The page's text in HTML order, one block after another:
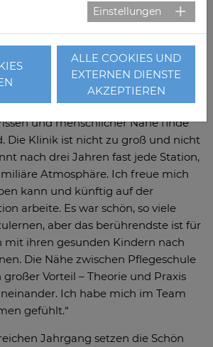
schöne und sinnvolle Aufgabe.“
Lisazeigt sich positiv angetan nach
habe die Pflegeausbildung
mit Menschen arbeite und
– das hat sich in den drei Jahren
Besonders die Verbindung von
und menschlicher Nähe finde
Die Klinik ist nicht zu groß und nicht
nach drei Jahren fast jede Station,
Atmosphäre. Ich freue mich
kann und künftig auf der
arbeite. Es war schön, so viele
aber das berührendste ist für
mit ihren gesunden Kindern nach
Die Nähe zwischen Pflegeschule
Vorteil – Theorie und Praxis
Ich habe mich im Team
gefühlt.“
Jahrgang setzen die Schön
Einstellungen
ALLE COOKIES UND
EXTERNEN DIENSTE
AKZEPTIEREN